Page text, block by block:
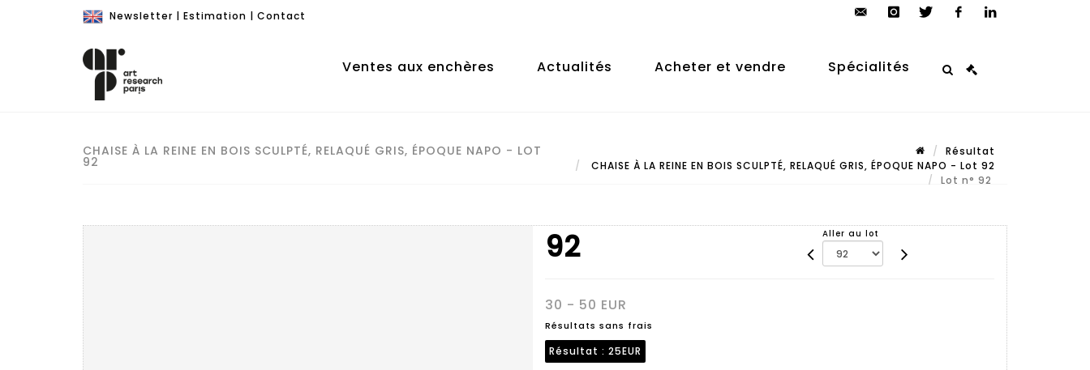
Newsletter | Estimation | Contact
auction.com
Ventes aux enchères Actualités Acheter et vendre Spécialités
CHAISE À LA REINE EN BOIS SCULPTÉ, RELAQUÉ GRIS, ÉPOQUE NAPO - LOT
92
Résultat
CHAISE À LA REINE EN BOIS SCULPTÉ, RELAQUÉ GRIS, ÉPOQUE NAPO - Lot 92
Lot n° 92
92 Aller au lot
30 - 50 EUR
Résultats sans frais
Résultat : 25EUR